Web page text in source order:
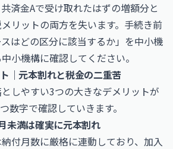
済金Aで受け取れたはずの増額分と
リットの両方を失います。手続き前
はどの区分に該当するか」を中小機
小機構に確認してください。
｜元本割れと税金の二重苦
しやすい3つの大きなデメリットが
数字で確認していきます。
未満は確実に元本割れ
付月数に厳格に連動しており、加入